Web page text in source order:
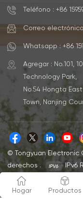
energíaAlimentado
pulgadas Cantidad
piezasLogotipo y
- 50000 cada mes
Teléfono : +86
Correo
Whatsapp : +86
Agregar : No.101,
Technology Park,
No.54 Hongta
Town, Nanjing
© Tongyuan Electronic
derechos .
IPv6
XML /
política de
Hogar
Productos